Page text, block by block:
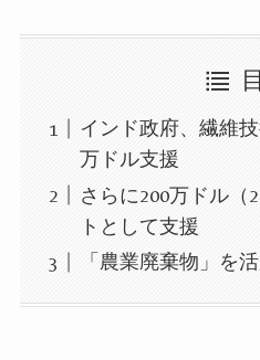
インド政府、繊維技
万ドル支援
さらに200万ドル（
トとして支援
「農業廃棄物」を